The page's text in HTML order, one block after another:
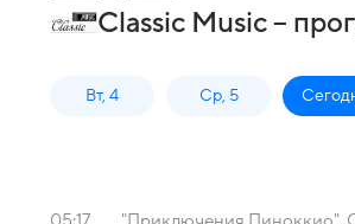
Classic Music –
Вт, 4 Ср, 5